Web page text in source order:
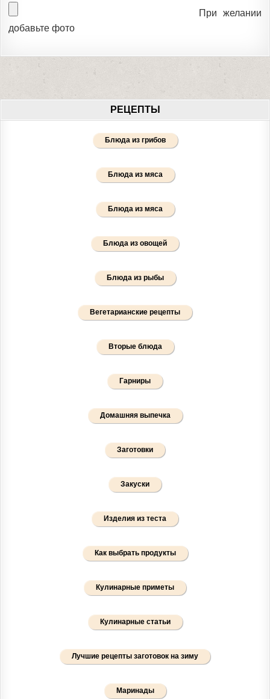
При желании
добавьте фото
РЕЦЕПТЫ
Блюда из грибов
Блюда из мяса
Блюда из мяса
Блюда из овощей
Блюда из рыбы
Вегетарианские рецепты
Вторые блюда
Гарниры
Домашняя выпечка
Заготовки
Закуски
Изделия из теста
Как выбрать продукты
Кулинарные приметы
Кулинарные статьи
Лучшие рецепты заготовок на зиму
Маринады